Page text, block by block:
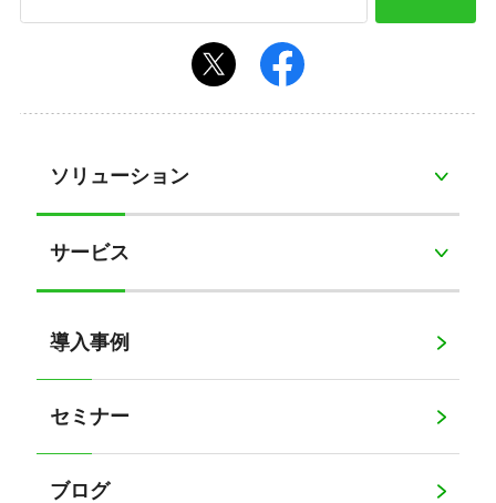
ソリューション
サービス
導入事例
セミナー
ブログ